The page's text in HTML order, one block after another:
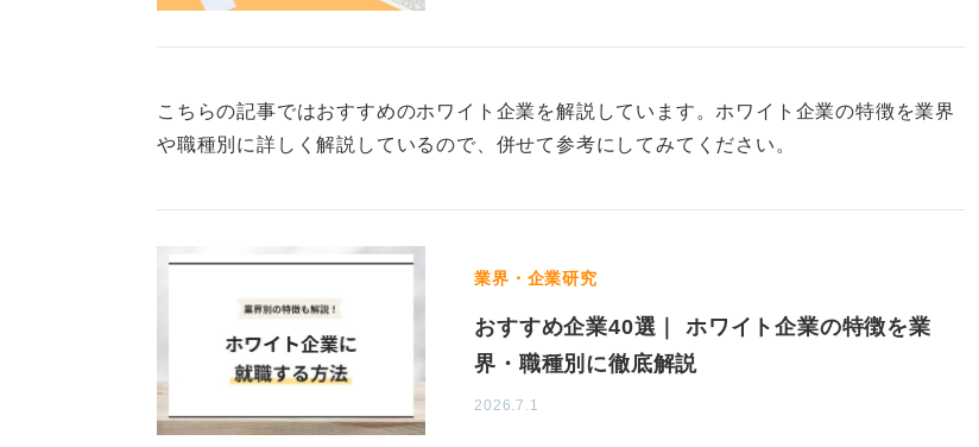
不安なことは逆質問などで実際に聞いてみて判断しよう
など、社内の環境から「やばさ」を感じられることもあるでしょう。
そんな印象は意外に当たっていることも多いのですが、やはり絶対ではありませ
であればあなたの不安をきちんと受け止めて答えを返してくれるでしょう。
そもそも、相手の「やばさ」に意識が向いてしまっているということは、就活の
本来の目的から外れているようにも思います。どうしても「粗探し」のような視
点で会社を見てしまうと、先入観にとらわれやすくなる危険性があるのです。
仕事の中身や事業の将来性などにも焦点を当てて、まだ出来上がっていない部分
こちらの記事ではおすすめのホワイト企業を解説しています。ホワイト企業の特徴を業界
や職種別に詳しく解説しているので、併せて参考にしてみてください。
業界・企業研究
おすすめ企業40選｜ ホワイト企業の特徴を業
界・職種別に徹底解説
2026.7.1